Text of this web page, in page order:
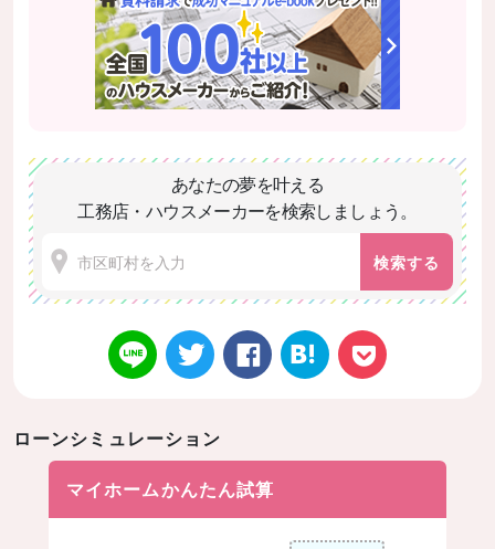
あなたの夢を叶える
工務店・ハウスメーカーを検索しましょう。
検索する
LINE Twitt
ローンシミュレーション
マイホームかんたん試算